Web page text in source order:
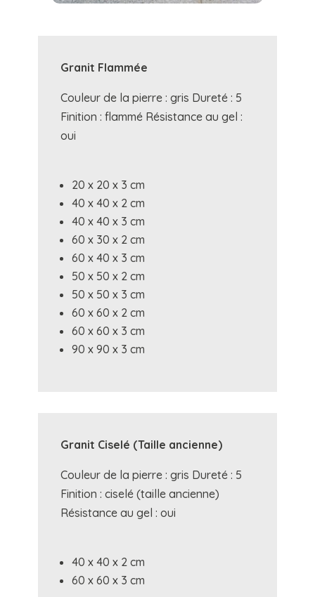
Granit Flammée
Couleur de la pierre : gris Dureté : 5
Finition : flammé Résistance au gel :
oui
20 x 20 x 3 cm
40 x 40 x 2 cm
40 x 40 x 3 cm
60 x 30 x 2 cm
60 x 40 x 3 cm
50 x 50 x 2 cm
50 x 50 x 3 cm
60 x 60 x 2 cm
60 x 60 x 3 cm
90 x 90 x 3 cm
Granit Ciselé (Taille ancienne)
Couleur de la pierre : gris Dureté : 5
Finition : ciselé (taille ancienne)
Résistance au gel : oui
40 x 40 x 2 cm
60 x 60 x 3 cm